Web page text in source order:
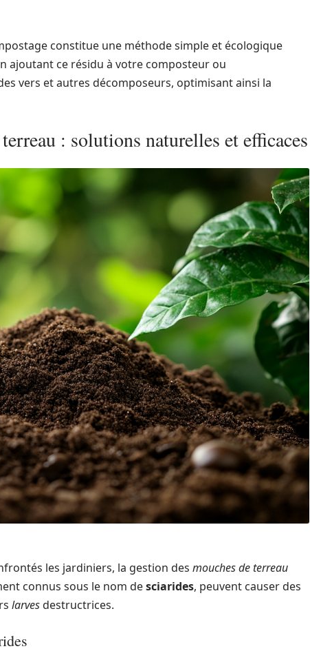
constitue une méthode simple et écologique
ajoutant ce résidu à votre composteur ou
vers et autres décomposeurs, optimisant ainsi la
: solutions naturelles et efficaces
les jardiniers, la gestion des mouches de terreau
connus sous le nom desciarides, peuvent causer des
larvesdestructrices.